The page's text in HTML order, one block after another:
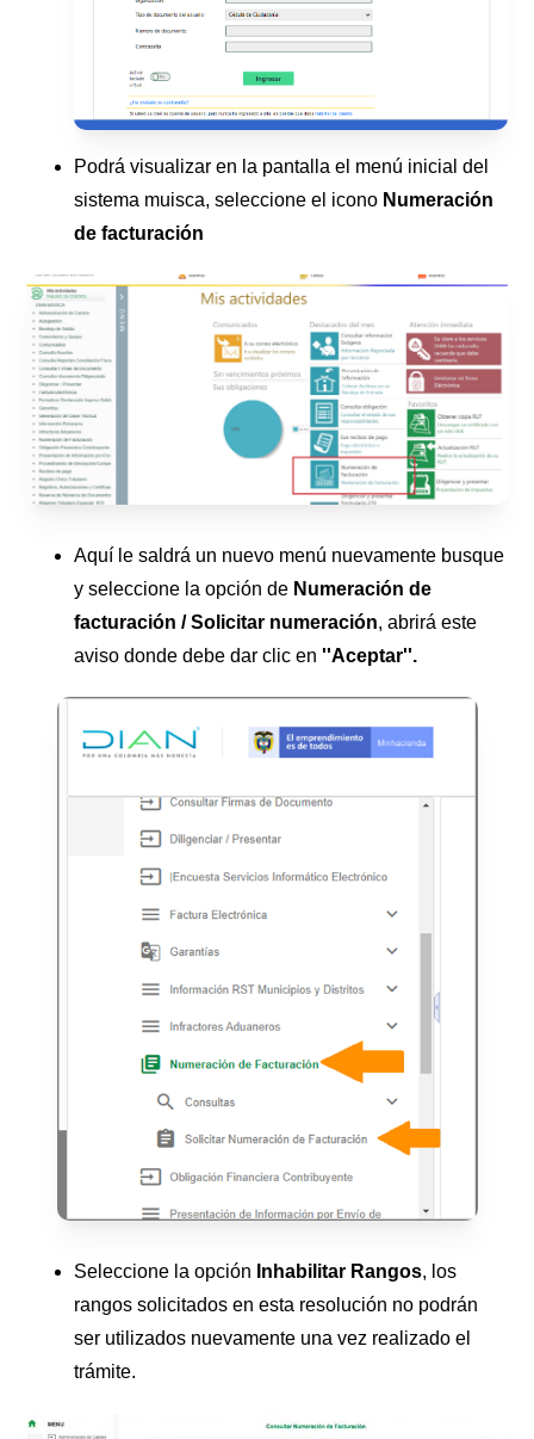
Podrá visualizar en la pantalla el menú inicial del
sistema muisca, seleccione el icono Numeración
de facturación
Aquí le saldrá un nuevo menú nuevamente busque
y seleccione la opción de Numeración de
facturación / Solicitar numeración, abrirá este
aviso donde debe dar clic en''Aceptar''.
Seleccione la opción Inhabilitar Rangos, los
rangos solicitados en esta resolución no podrán
ser utilizados nuevamente una vez realizado el
trámite.